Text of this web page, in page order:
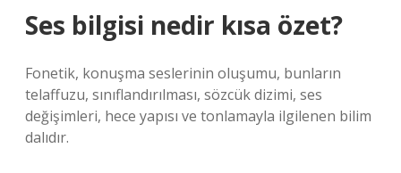
Ses bilgisi nedir kısa özet?
Fonetik, konuşma seslerinin oluşumu, bunların
telaffuzu, sınıflandırılması, sözcük dizimi, ses
değişimleri, hece yapısı ve tonlamayla ilgilenen bilim
dalıdır.